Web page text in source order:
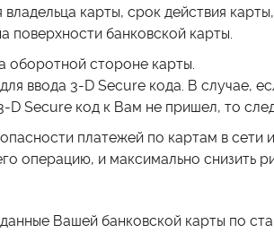
карты, срок действия
поверхности банковской карты.
оборотной стороне карты.
ввода 3-D Secure кода. В случае,
Secure код к Вам не пришел, то
платежей по картам в сети
операцию, и максимально снизить
Вашей банковской карты по